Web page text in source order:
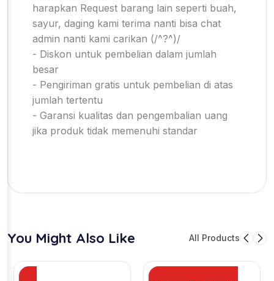
harapkan Request barang lain seperti buah,
sayur, daging kami terima nanti bisa chat
admin nanti kami carikan (/^?^)/
- Diskon untuk pembelian dalam jumlah
besar
- Pengiriman gratis untuk pembelian di atas
jumlah tertentu
- Garansi kualitas dan pengembalian uang
jika produk tidak memenuhi standar
You Might Also Like All Products